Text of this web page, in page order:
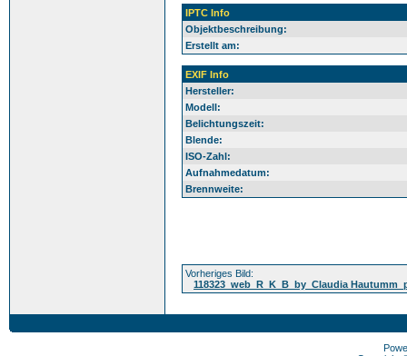
IPTC Info
Objektbeschreibung:
Erstellt am:
EXIF Info
Hersteller:
Modell:
Belichtungszeit:
Blende:
ISO-Zahl:
Aufnahmedatum:
Brennweite:
Vorheriges Bild:
118323_web_R_K_B_by_Claudia